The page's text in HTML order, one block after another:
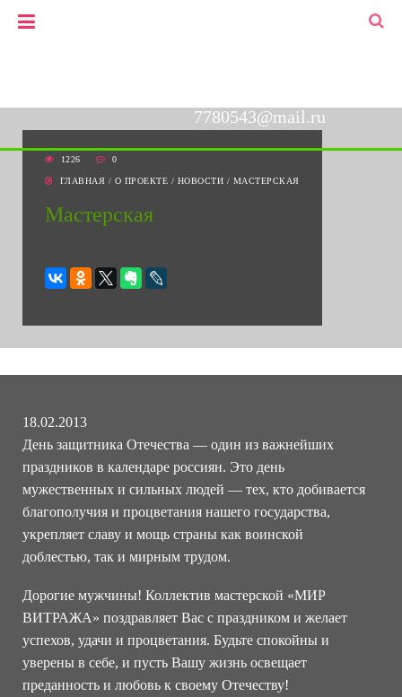
7780543@mail.ru
1226 0
ГЛАВНАЯ / О ПРОЕКТЕ / НОВОСТИ / МАСТЕРСКАЯ
Мастерская
18.02.2013
День защитника Отечества — один из важнейших
праздников в календаре россиян. Это день
мужественных и сильных людей — тех, кто добивается
благополучия и процветания нашего государства,
укрепляет славу и мощь страны как воинской
доблестью, так и мирным трудом.
Дорогие мужчины! Коллектив мастерской «МИР
ВИТРАЖА» поздравляет Вас с праздником и желает
успехов, удачи и процветания. Будьте спокойны и
уверены в себе, и пусть Вашу жизнь освещает
преданность и любовь к своему Отечеству!